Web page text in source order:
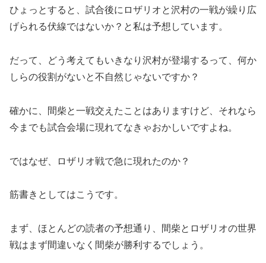
ひょっとすると、試合後にロザリオと沢村の一戦が繰り広
げられる伏線ではないか？と私は予想しています。
だって、どう考えてもいきなり沢村が登場するって、何か
しらの役割がないと不自然じゃないですか？
確かに、間柴と一戦交えたことはありますけど、それなら
今までも試合会場に現れてなきゃおかしいですよね。
ではなぜ、ロザリオ戦で急に現れたのか？
筋書きとしてはこうです。
まず、ほとんどの読者の予想通り、間柴とロザリオの世界
戦はまず間違いなく間柴が勝利するでしょう。